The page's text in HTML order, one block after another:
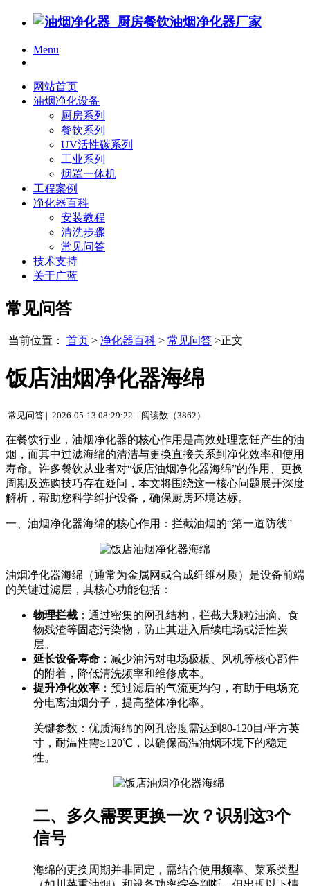
Menu
网站首页
油烟净化设备
厨房系列
餐饮系列
UV活性碳系列
工业系列
烟罩一体机
工程案例
净化器百科
安装教程
清洗步骤
常见问答
技术支持
关于广蓝
常见问答
当前位置： 首页 > 净化器百科 > 常见问答 >正文
饭店油烟净化器海绵
常见问答 | 2026-05-13 08:29:22 | 阅读数（3862）
在餐饮行业，油烟净化器的核心作用是高效处理烹饪产生的油
烟，而其中过滤海绵的清洁与更换直接关系到净化效率和使用
寿命。许多餐饮从业者对“饭店油烟净化器海绵”的作用、更换
周期及选购技巧存在疑问，本文将围绕这一核心问题展开深度
解析，帮助您科学维护设备，确保厨房环境达标。
一、油烟净化器海绵的核心作用：拦截油烟的“第一道防线”
油烟净化器海绵（通常为金属网或合成纤维材质）是设备前端
的关键过滤层，其核心功能包括：
物理拦截 ：通过密集的网孔结构，拦截大颗粒油滴、食
物残渣等固态污染物，防止其进入后续电场或活性炭
层。
延长设备寿命 ：减少油污对电场极板、风机等核心部件
的附着，降低清洗频率和维修成本。
提升净化效率 ：预过滤后的气流更均匀，有助于电场充
分电离油烟分子，提高整体净化率。
关键参数：优质海绵的网孔密度需达到80-120目/平方英
寸，耐温性需≥120℃，以确保高温油烟环境下的稳定
性。
二、多久需要更换一次？识别这3个
信号
海绵的更换周期并非固定，需结合使用频率、菜系类型